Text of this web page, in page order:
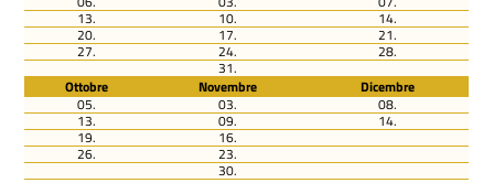
13. 10. 14.
20. 17. 21.
27. 24. 28.
31.
Ottobre
Novembre
Dicembre
05.
03. 08.
13. 09. 14.
19. 16.
26. 23.
30.